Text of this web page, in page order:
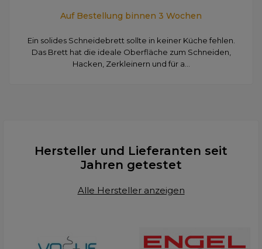
Auf Bestellung binnen 3 Wochen
Ein solides Schneidebrett sollte in keiner Küche fehlen.
Das Brett hat die ideale Oberfläche zum Schneiden,
Hacken, Zerkleinern und für a...
Hersteller und Lieferanten seit
Jahren getestet
Alle Hersteller anzeigen